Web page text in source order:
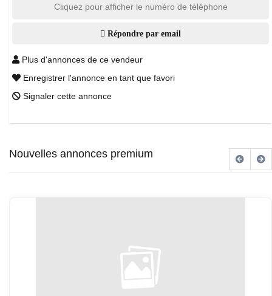
Cliquez pour afficher le numéro de téléphone
Répondre par email
Plus d'annonces de ce vendeur
Enregistrer l'annonce en tant que favori
Signaler cette annonce
Nouvelles annonces premium